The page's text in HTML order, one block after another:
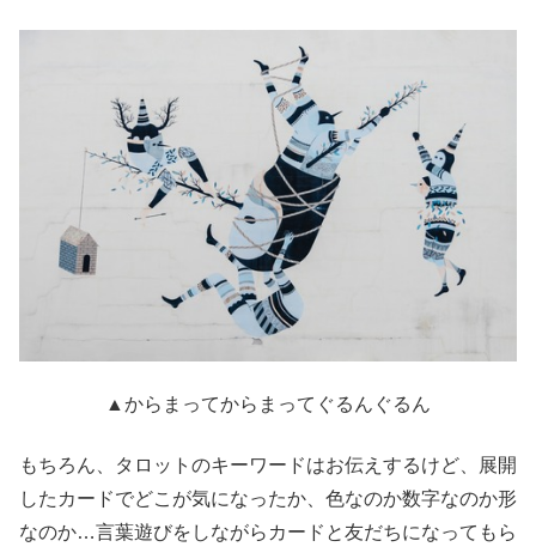
▲からまってからまってぐるんぐるん
もちろん、タロットのキーワードはお伝えするけど、展開
したカードでどこが気になったか、色なのか数字なのか形
なのか…言葉遊びをしながらカードと友だちになってもら